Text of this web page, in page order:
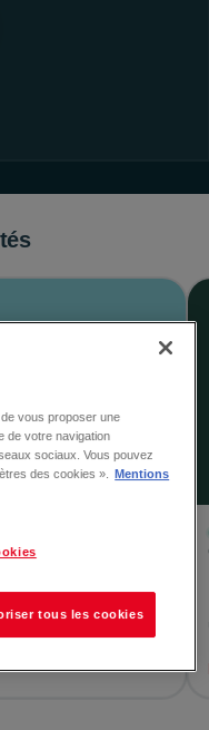
la Galerie le 15
pour une
vous proposer une
de votre navigation
sociaux. Vous pouvez
des cookies ».
Mentions
tous les cookies